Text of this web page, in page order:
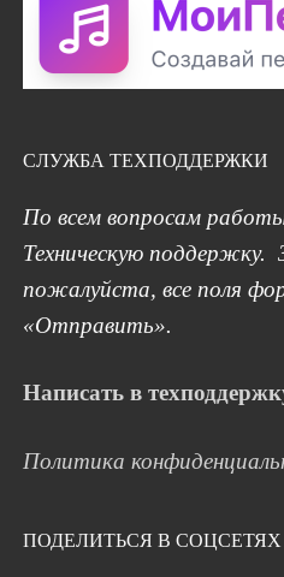
СЛУЖБА ТЕХПОДДЕРЖКИ
По всем вопросам
Техническую поддержку.
пожалуйста, все поля
«Отправить».
Написать в
Политика
ПОДЕЛИТЬСЯ В СОЦСЕТЯХ